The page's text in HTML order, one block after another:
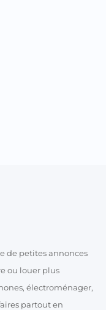
de petites annonces
ou louer plus
électroménager,
partout en